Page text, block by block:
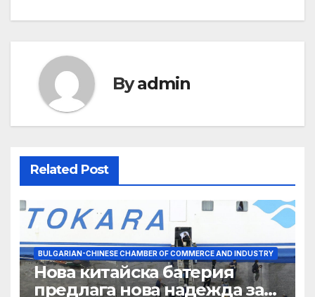
Byadmin
Related Post
BULGARIAN-CHINESE CHAMBER OF COMMERCE AND INDUSTRY
Нова китайска батерия
предлага нова надежда за